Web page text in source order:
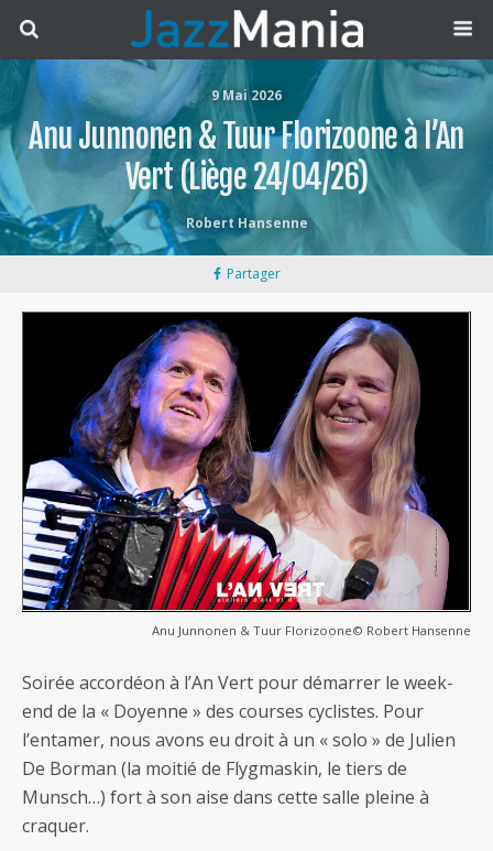
9 Mai 2026
Anu Junnonen & Tuur Florizoone à l’An
Vert (Liège 24/04/26)
Robert Hansenne
Partager
Anu Junnonen & Tuur Florizoone© Robert Hansenne
Soirée accordéon à l’An Vert pour démarrer le week-
end de la « Doyenne » des courses cyclistes. Pour
l’entamer, nous avons eu droit à un « solo » de Julien
De Borman (la moitié de Flygmaskin, le tiers de
Munsch…) fort à son aise dans cette salle pleine à
craquer.